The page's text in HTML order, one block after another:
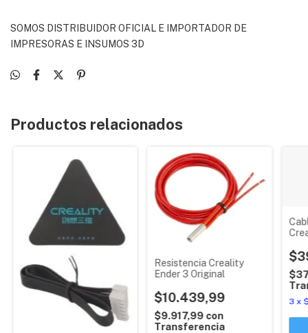
SOMOS DISTRIBUIDOR OFICIAL E IMPORTADOR DE
IMPRESORAS E INSUMOS 3D
Productos relacionados
Resistencia Creality
Ender 3 Original
$10.439,99
$9.917,99 con
Transferencia
3 x